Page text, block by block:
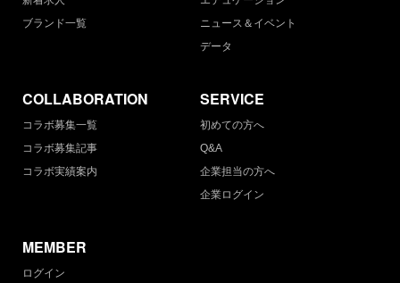
ブランド一覧
ニュース＆イベント
データ
COLLABORATION
コラボ募集一覧
コラボ募集記事
コラボ実績案内
SERVICE
初めての方へ
Q&A
企業担当の方へ
企業ログイン
MEMBER
ログイン